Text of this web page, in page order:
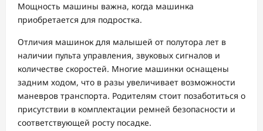
Мощность машины важна, когда машинка
приобретается для подростка.
Отличия машинок для малышей от полутора лет в
наличии пульта управления, звуковых сигналов и
количестве скоростей. Многие машинки оснащены
задним ходом, что в разы увеличивает возможности
маневров транспорта. Родителям стоит позаботиться о
присутствии в комплектации ремней безопасности и
соответствующей росту посадке.